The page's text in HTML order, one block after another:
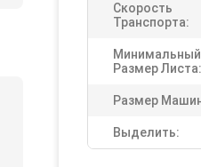
Скорость
Транспорта:
Минимальный
Размер Листа:
Размер
Выделить: